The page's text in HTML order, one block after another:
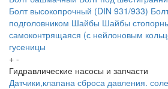
Болт высокопрочный (DIN 931/933)
подголовником Шайбы Шайбы
самоконтрящаяся (с нейлоновым
гусеницы
+ -
Гидравлические насосы и запчасти
Датчики,клапана сброса давления.